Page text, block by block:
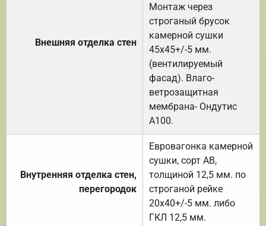
Внешняя отделка стен
Монтаж через
строганый брусок
камерной сушки
45х45+/-5 мм.
(вентилируемый
фасад). Влаго-
ветрозащитная
мембрана- Ондутис
А100.
Внутренняя отделка стен,
перегородок
Евровагонка камерной
сушки, сорт АВ,
толщиной 12,5 мм. по
строганой рейке
20х40+/-5 мм. либо
ГКЛ 12,5 мм.